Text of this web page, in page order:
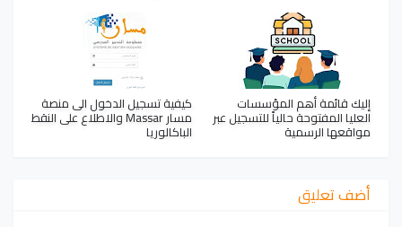
إليك قائمة أهم المؤسسات
العليا المفتوحة حالياً للتسجيل عبر
مواقعها الرسمية
كيفية تسجيل الدخول الى منصة
مسار Massar والاطلاع على النقط
الباكالوريا
أضف تعليق